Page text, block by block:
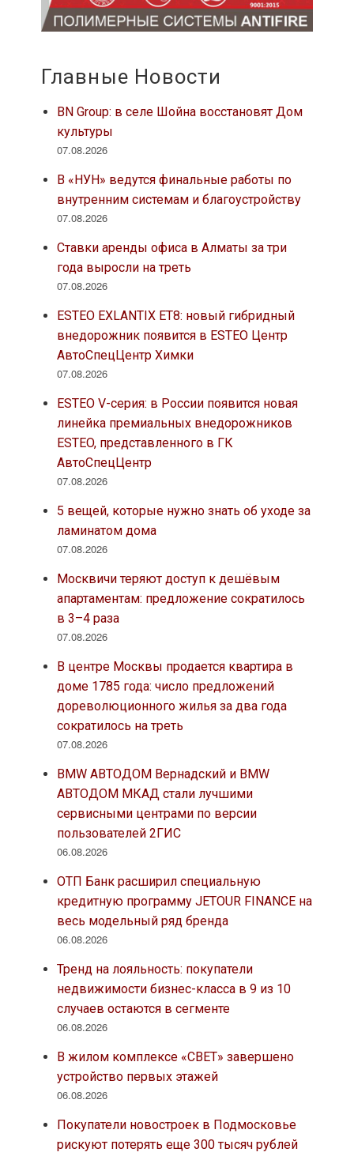
Главные Новости
BN Group: в селе Шойна восстановят Дом
культуры
07.08.2026
В «НУН» ведутся финальные работы по
внутренним системам и благоустройству
07.08.2026
Ставки аренды офиса в Алматы за три
года выросли на треть
07.08.2026
ESTEO EXLANTIX ET8: новый гибридный
внедорожник появится в ESTEO Центр
АвтоСпецЦентр Химки
07.08.2026
ESTEO V-серия: в России появится новая
линейка премиальных внедорожников
ESTEO, представленного в ГК
АвтоСпецЦентр
07.08.2026
5 вещей, которые нужно знать об уходе за
ламинатом дома
07.08.2026
Москвичи теряют доступ к дешёвым
апартаментам: предложение сократилось
в 3–4 раза
07.08.2026
В центре Москвы продается квартира в
доме 1785 года: число предложений
дореволюционного жилья за два года
сократилось на треть
07.08.2026
BMW АВТОДОМ Вернадский и BMW
АВТОДОМ МКАД стали лучшими
сервисными центрами по версии
пользователей 2ГИС
06.08.2026
ОТП Банк расширил специальную
кредитную программу JETOUR FINANCE на
весь модельный ряд бренда
06.08.2026
Тренд на лояльность: покупатели
недвижимости бизнес-класса в 9 из 10
случаев остаются в сегменте
06.08.2026
В жилом комплексе «СВЕТ» завершено
устройство первых этажей
06.08.2026
Покупатели новостроек в Подмосковье
рискуют потерять еще 300 тысяч рублей